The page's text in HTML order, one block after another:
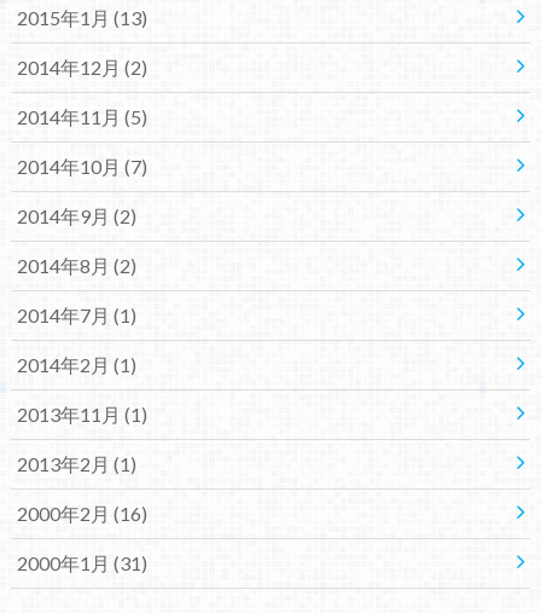
2015年1月 (13)
2014年12月 (2)
2014年11月 (5)
2014年10月 (7)
2014年9月 (2)
2014年8月 (2)
2014年7月 (1)
2014年2月 (1)
2013年11月 (1)
2013年2月 (1)
2000年2月 (16)
2000年1月 (31)